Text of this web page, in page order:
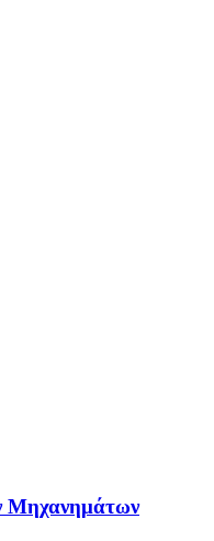
Μηχανημάτων